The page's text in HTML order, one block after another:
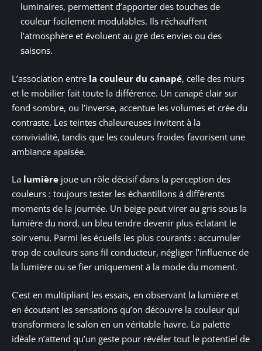
luminaires, permettent d’apporter des touches de
couleur facilement modulables. Ils réchauffent
l’atmosphère et évoluent au gré des envies ou des
saisons.
L’association entre la couleur du canapé, celle des murs
et le mobilier fait toute la différence. Un canapé clair sur
fond sombre, ou l’inverse, accentue les volumes et crée du
contraste. Les teintes chaleureuses invitent à la
convivialité, tandis que les couleurs froides favorisent une
ambiance apaisée.
La lumière joue un rôle décisif dans la perception des
couleurs : toujours tester les échantillons à différents
moments de la journée. Un beige peut virer au gris sous la
lumière du nord, un bleu tendre devenir plus éclatant le
soir venu. Parmi les écueils les plus courants : accumuler
trop de couleurs sans fil conducteur, négliger l’influence de
la lumière ou se fier uniquement à la mode du moment.
C’est en multipliant les essais, en observant la lumière et
en écoutant les sensations qu’on découvre la couleur qui
transformera le salon en un véritable havre. La palette
idéale n’attend qu’un geste pour révéler tout le potentiel de